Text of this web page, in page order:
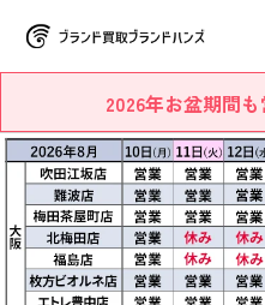
2026年お盆期間